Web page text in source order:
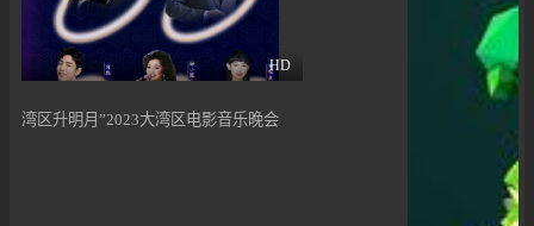
HD
湾区升明月”2023大湾区电影音乐晚会